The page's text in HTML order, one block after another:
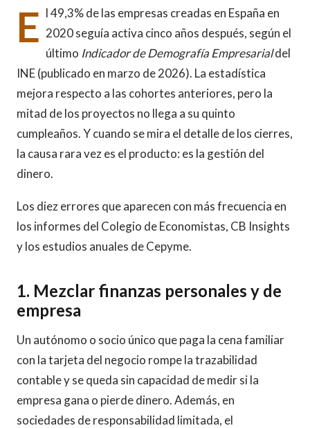
E l 49,3% de las empresas creadas en España en
2020 seguía activa cinco años después, según el
último Indicador de Demografía Empresarialdel
INE (publicado en marzo de 2026). La estadística
mejora respecto a las cohortes anteriores, pero la
mitad de los proyectos no llega a su quinto
cumpleaños. Y cuando se mira el detalle de los cierres,
la causa rara vez es el producto: es la gestión del
dinero.
Los diez errores que aparecen con más frecuencia en
los informes del Colegio de Economistas, CB Insights
y los estudios anuales de Cepyme.
1. Mezclar finanzas personales y de
empresa
Un autónomo o socio único que paga la cena familiar
con la tarjeta del negocio rompe la trazabilidad
contable y se queda sin capacidad de medir si la
empresa gana o pierde dinero. Además, en
sociedades de responsabilidad limitada, el